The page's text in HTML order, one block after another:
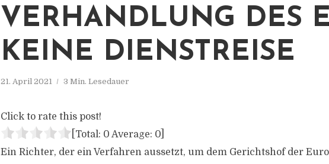
VERHANDLUNG DES
KEINE DIENSTREISE
21. April 2021 3 Min. Lesedauer
Click to rate this post!
[Total: 0 Average: 0
Ein Richter, der ein Verfahren aussetzt, um dem Gerichtshof der